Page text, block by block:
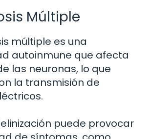
Múltiple
múltiple es una
autoinmune que afecta
las neuronas, lo que
la transmisión de
puede provocar